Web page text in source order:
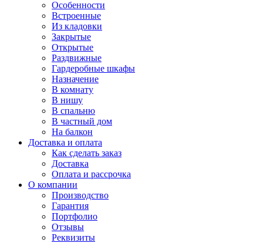
Особенности
Встроенные
Из кладовки
Закрытые
Открытые
Раздвижные
Гардеробные шкафы
Назначение
В комнату
В нишу
В спальню
В частный дом
На балкон
Доставка и оплата
Как сделать заказ
Доставка
Оплата и рассрочка
О компании
Производство
Гарантия
Портфолио
Отзывы
Реквизиты